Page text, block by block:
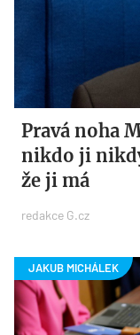
Pravá noha
nikdo ji
že ji má
redakce G.cz